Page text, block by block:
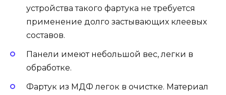
устройства такого фартука не требуется
применение долго застывающих клеевых
составов.
Панели имеют небольшой вес, легки в
обработке.
Фартук из МДФ легок в очистке. Материал